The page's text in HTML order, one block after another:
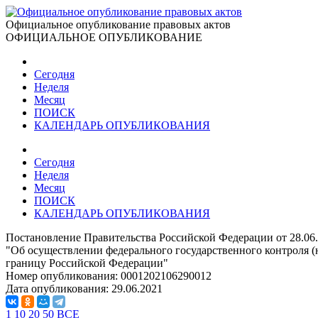
Официальное опубликование правовых актов
ОФИЦИАЛЬНОЕ ОПУБЛИКОВАНИЕ
Сегодня
Неделя
Месяц
ПОИСК
КАЛЕНДАРЬ ОПУБЛИКОВАНИЯ
Сегодня
Неделя
Месяц
ПОИСК
КАЛЕНДАРЬ ОПУБЛИКОВАНИЯ
Постановление Правительства Российской Федерации от
"Об осуществлении федерального государственного
границу Российской Федерации"
Номер опубликования: 0001202106290012
Дата опубликования: 29.06.2021
1 10 20 50 ВСЕ